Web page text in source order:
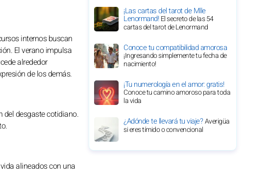
internos buscan
El verano impulsa
alrededor
de los demás.
del desgaste cotidiano.
alineados con una
¡Las cartas del tarot de Mlle
Lenormand!El secreto de las 54
cartas del tarot de Lenormand
Conoce tu compatibilidad amorosa
¡Ingresando simplemente tu fecha de
nacimiento!
¡Tu numerología en el amor: gratis!
Conoce tu camino amoroso para toda
la vida
¿Adónde te llevará tu viaje?Averigüa
si eres tímido o convencional